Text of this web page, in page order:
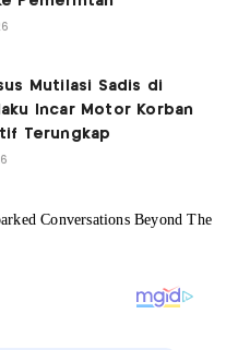
Mutilasi Sadis di
Incar Motor Korban
Terungkap